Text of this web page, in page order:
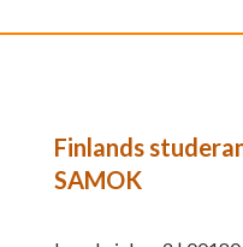
Finlands
SAMOK